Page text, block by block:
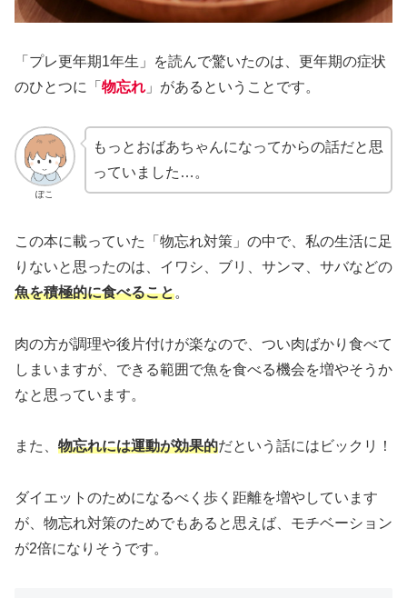
「プレ更年期1年生」を読んで驚いたのは、更年期の症状
のひとつに「 物忘れ 」があるということです。
ぽこ
もっとおばあちゃんになってからの話だと思
っていました…。
この本に載っていた「物忘れ対策」の中で、私の生活に足
りないと思ったのは、イワシ、ブリ、サンマ、サバなどの
魚を積極的に食べること。
肉の方が調理や後片付けが楽なので、つい肉ばかり食べて
しまいますが、できる範囲で魚を食べる機会を増やそうか
なと思っています。
また、 物忘れには運動が効果的だという話にはビックリ！
ダイエットのためになるべく歩く距離を増やしています
が、物忘れ対策のためでもあると思えば、モチベーション
が2倍になりそうです。